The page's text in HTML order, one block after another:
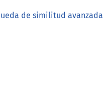
de similitud avanzada